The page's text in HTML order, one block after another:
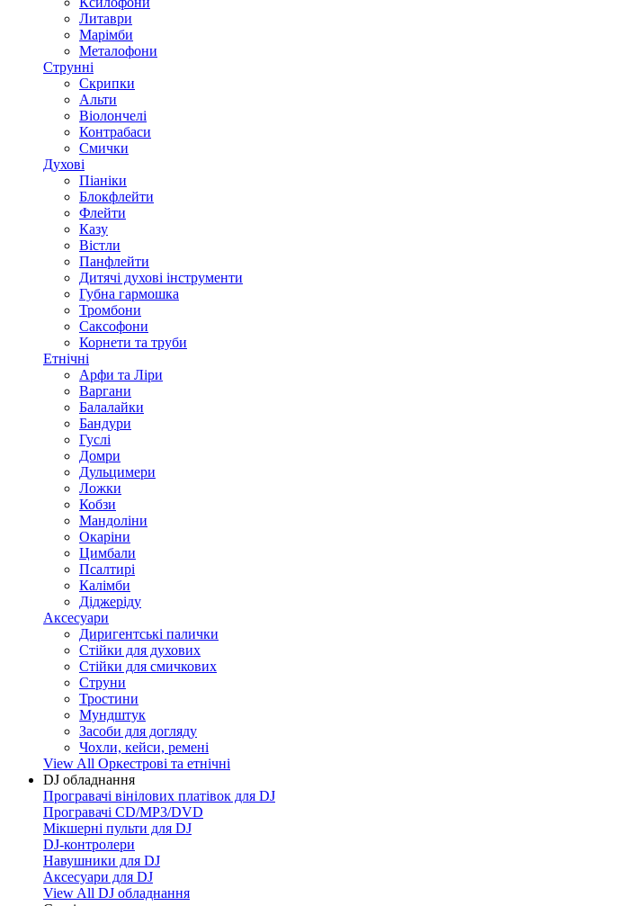
Литаври
Марімби
Металофони
Струнні
Скрипки
Альти
Віолончелі
Контрабаси
Смички
Духові
Піаніки
Блокфлейти
Флейти
Казу
Вістли
Панфлейти
Дитячі духові інструменти
Губна гармошка
Тромбони
Саксофони
Корнети та труби
Етнічні
Арфи та Ліри
Варгани
Балалайки
Бандури
Гуслі
Домри
Дульцимери
Ложки
Кобзи
Мандоліни
Окаріни
Цимбали
Псалтирі
Калімби
Діджеріду
Аксесуари
Диригентські палички
Стійки для духових
Стійки для смичкових
Струни
Тростини
Мундштук
Засоби для догляду
Чохли, кейси, ремені
View All Оркестрові та етнічні
DJ обладнання
Програвачі вінілових платівок для DJ
Програвачі CD/MP3/DVD
Мікшерні пульти для DJ
DJ-контролери
Навушники для DJ
Аксесуари для DJ
View All DJ обладнання